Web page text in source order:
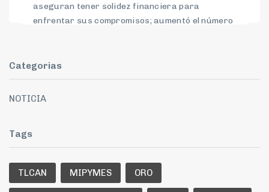
aseguran tener solidez financiera para
enfrentar sus compromisos; aumentó el número
Categorias
NOTICIA
Tags
TLCAN MIPYMES ORO